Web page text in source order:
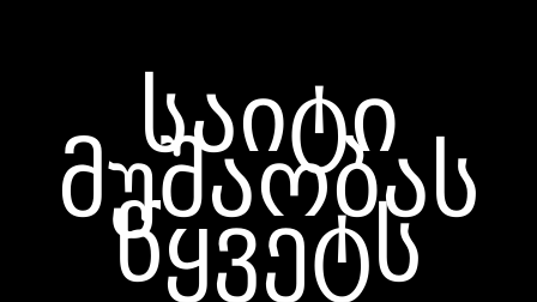
საიტი
მუშაობას
წყვეტს